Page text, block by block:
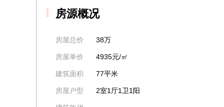
房源概况
房屋总价 38万
房屋单价 4935元/㎡
建筑面积 77平米
房屋户型 2室1厅1卫1阳